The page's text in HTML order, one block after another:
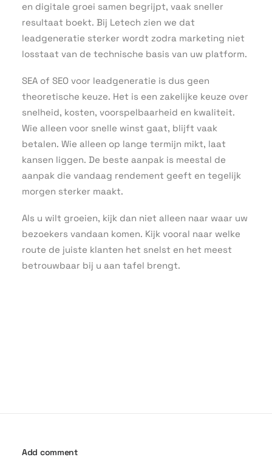
en digitale groei samen begrijpt, vaak sneller
resultaat boekt. Bij Letech zien we dat
leadgeneratie sterker wordt zodra marketing niet
losstaat van de technische basis van uw platform.
SEA of SEO voor leadgeneratie is dus geen
theoretische keuze. Het is een zakelijke keuze over
snelheid, kosten, voorspelbaarheid en kwaliteit.
Wie alleen voor snelle winst gaat, blijft vaak
betalen. Wie alleen op lange termijn mikt, laat
kansen liggen. De beste aanpak is meestal de
aanpak die vandaag rendement geeft en tegelijk
morgen sterker maakt.
Als u wilt groeien, kijk dan niet alleen naar waar uw
bezoekers vandaan komen. Kijk vooral naar welke
route de juiste klanten het snelst en het meest
betrouwbaar bij u aan tafel brengt.
Add comment